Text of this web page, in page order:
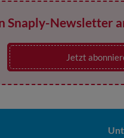
Snaply-Newsletter
Jetzt